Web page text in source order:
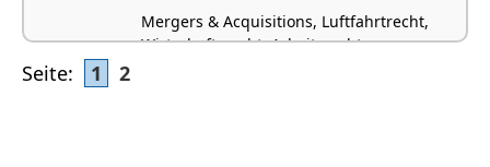
Mergers & Acquisitions, Luftfahrtrecht,
Wirtschaftsrecht, Arbeitsrecht,
Seite: 1 2